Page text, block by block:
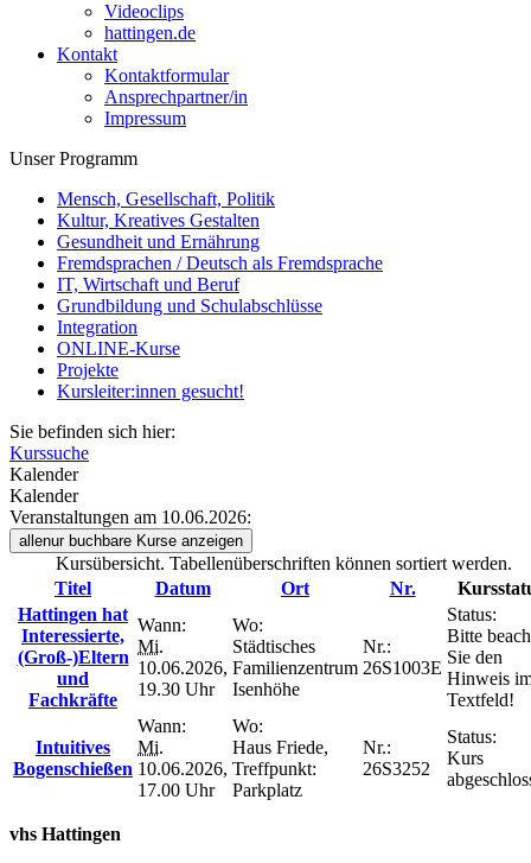
Videoclips
hattingen.de
Kontakt
Kontaktformular
Ansprechpartner/in
Impressum
Unser Programm
Mensch, Gesellschaft, Politik
Kultur, Kreatives Gestalten
Gesundheit und Ernährung
Fremdsprachen / Deutsch als Fremdsprache
IT, Wirtschaft und Beruf
Grundbildung und Schulabschlüsse
Integration
ONLINE-Kurse
Projekte
Kursleiter:innen gesucht!
Sie befinden sich hier:
Kurssuche
Kalender
Kalender
Veranstaltungen am 10.06.2026:
allenur buchbare Kurse anzeigen
Kursübersicht. Tabellenüberschriften können sortiert werden.
Titel
Datum Ort Nr.
Hattingen hat
Interessierte,
(Groß-)Eltern
und
Fachkräfte
Wann:
Mi.
10.06.2026,
19.30 Uhr
Wo:
Städtisches
Familienzentrum
Isenhöhe
Nr.:
26S1003E
Status:
Bitte
Sie den
Hinweis
Textfeld!
Intuitives
Bogenschießen
Wann:
Mi.
10.06.2026,
17.00 Uhr
Wo:
Haus Friede,
Treffpunkt:
Parkplatz
Nr.:
26S3252
Status:
Kurs
vhs Hattingen